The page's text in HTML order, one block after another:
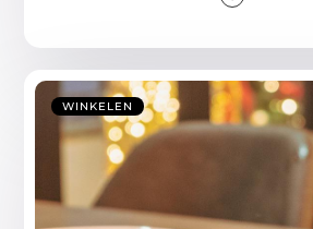
WINKELEN